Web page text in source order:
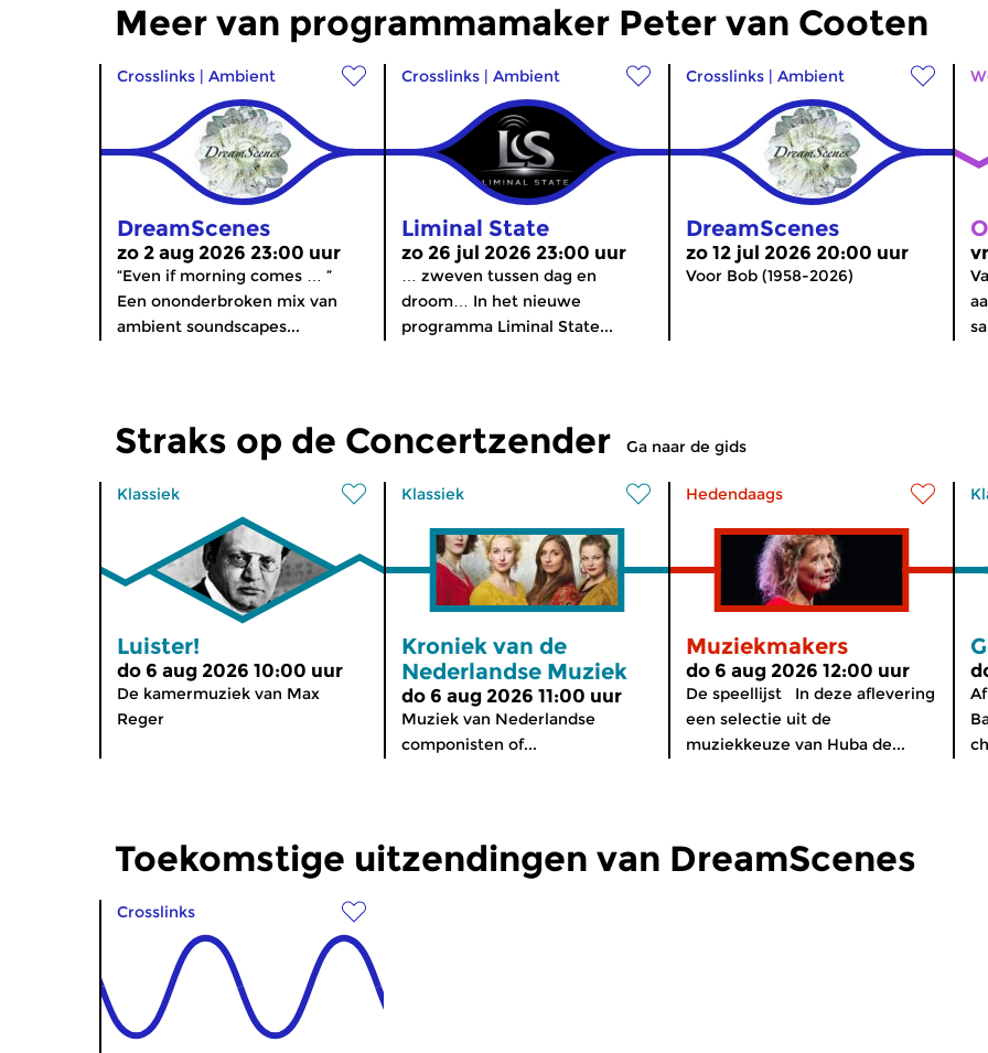
Meer van programmamaker Peter van Cooten
Crosslinks | Ambient
DreamScenes
zo 2 aug 2026 23:00 uur
“Even if morning comes … ”
Een ononderbroken mix van
ambient soundscapes...
Crosslinks | Ambient
Liminal State
zo 26 jul 2026 23:00 uur
… zweven tussen dag en
droom… In het nieuwe
programma Liminal State...
Crosslinks | Ambient
DreamScenes
zo 12 jul 2026 20:00 uur
Voor Bob (1958-2026)
Straks op de Concertzender Ga naar de gids
Klassiek
Luister!
do 6 aug 2026 10:00 uur
De kamermuziek van Max
Reger
Klassiek
Kroniek van de
Nederlandse Muziek
do 6 aug 2026 11:00 uur
Muziek van Nederlandse
componisten of...
Hedendaags
Muziekmakers
do 6 aug 2026 12:00 uur
De speellijst In deze aflevering
een selectie uit de
muziekkeuze van Huba de...
Toekomstige uitzendingen van DreamScenes
Crosslinks